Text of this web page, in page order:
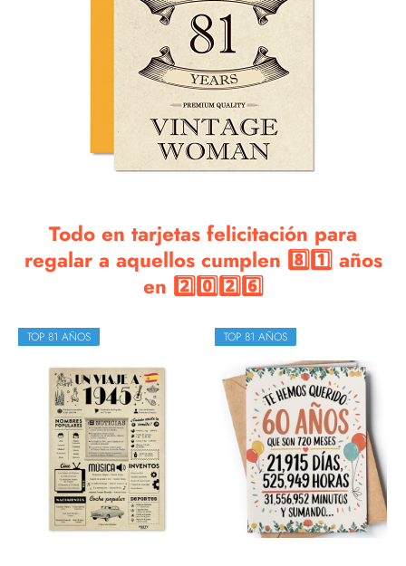
Todo en tarjetas felicitación para
regalar a aquellos cumplen 8️⃣1️⃣ años
en 2️⃣0️⃣2️⃣6️⃣
TOP 81 AÑOS TOP 81 AÑOS